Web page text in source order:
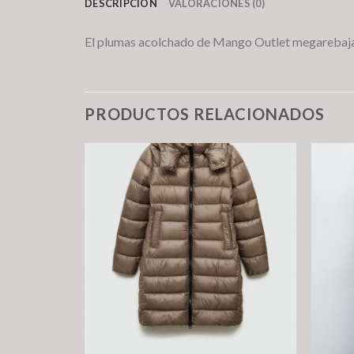
DESCRIPCIÓN VALORACIONES (0)
El plumas acolchado de Mango Outlet
PRODUCTOS RELACIONADOS